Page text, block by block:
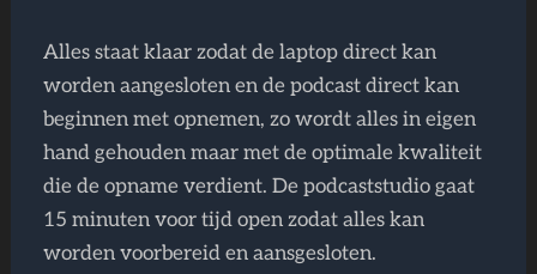
Alles staat klaar zodat de laptop direct kan
worden aangesloten en de podcast direct kan
beginnen met opnemen, zo wordt alles in eigen
hand gehouden maar met de optimale kwaliteit
die de opname verdient. De podcaststudio gaat
15 minuten voor tijd open zodat alles kan
worden voorbereid en aansgesloten.